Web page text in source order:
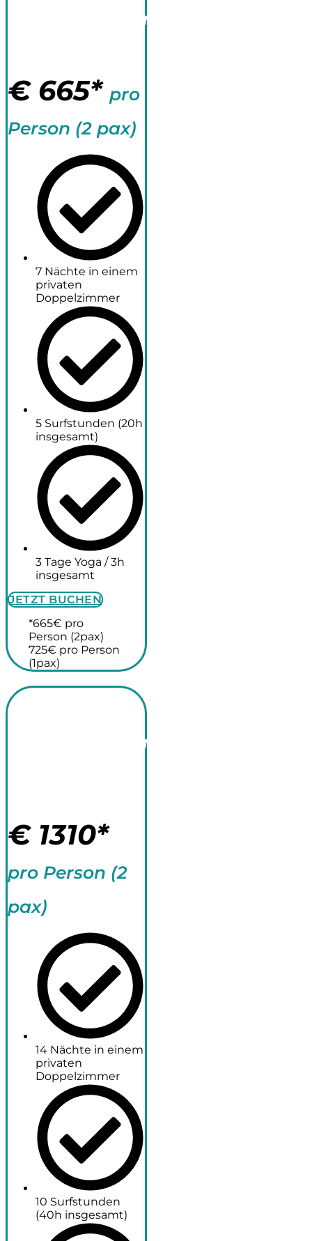
Fortgeschrittene
€ 665* pro
Person (2 pax)
7 Nächte in einem
privaten
Doppelzimmer
5 Surfstunden (20h
insgesamt)
3 Tage Yoga / 3h
insgesamt
JETZT BUCHEN
*665€ pro
Person (2pax)
725€ pro Person
(1pax)
Fortgeschrittene
€ 1310*
pro Person (2
pax)
14 Nächte in einem
privaten
Doppelzimmer
10 Surfstunden
(40h insgesamt)